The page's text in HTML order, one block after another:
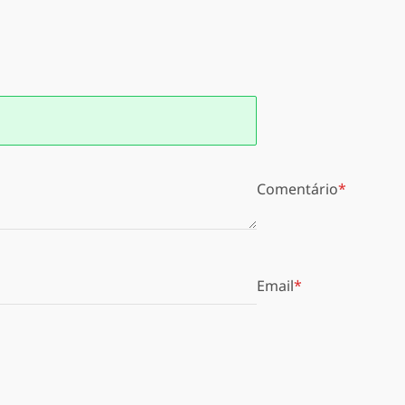
Comentário
Email